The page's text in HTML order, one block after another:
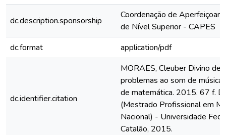
dc.description.sponsorship
Coordenação de
de Nível Superior - CAPES
dc.format
application/pdf
dc.identifier.citation
MORAES, Cleuber Divino de.
problemas ao som de música
de matemática. 2015. 67 f.
(Mestrado Profissional em
Nacional) - Universidade
Catalão, 2015.